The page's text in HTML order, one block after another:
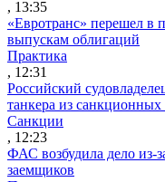
, 13:35
«Евротранс» перешел в
выпускам облигаций
Практика
, 12:31
Российский
танкера из санкционных
Санкции
, 12:23
ФАС возбудила дело из-
заемщиков